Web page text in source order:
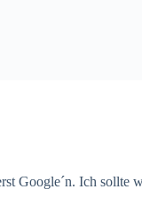
Google´n. Ich sollte